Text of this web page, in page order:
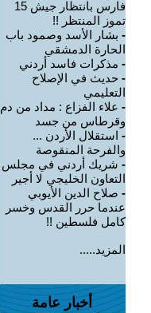
فارس بانتظار جيش 15
تموز المنتظر !!
- بشار الأسد وصمود باب
الحارة الدمشقي
- مذكرات فاسد أردني
- حديث في الإصلاح
التعليمي
- علاء الفزاع : مداد من دم
وقرطاس من جسد
- استقلال الأردن ...
والفرحة المنقوصة
- شريك أردني في مجلس
التعاون الخليجي لا أجير
- صلاح الدين الأيوبي
عندما حرر القدس وخسر
كامل فلسطين !!
المزيد.....
أخبار عامة